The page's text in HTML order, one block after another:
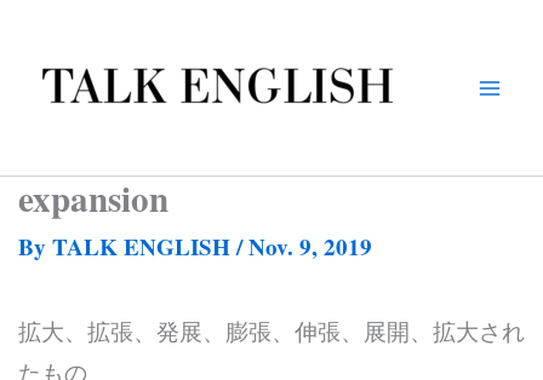
content
expansion
By TALK ENGLISH/Nov. 9, 2019
拡大、拡張、発展、膨張、伸張、展開、拡大され
たもの